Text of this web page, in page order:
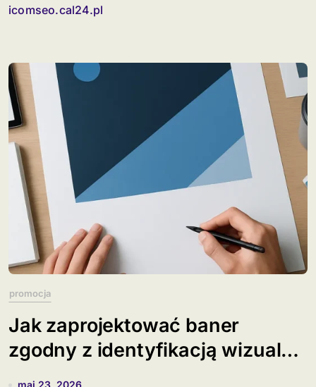
icomseo.cal24.pl
promocja
Jak zaprojektować baner
zgodny z identyfikacją wizualną
korporacji?
maj 23, 2026